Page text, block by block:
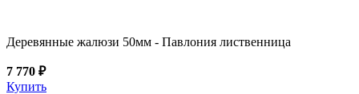
Деревянные жалюзи 50мм - Павлония лиственница
7 770 ₽
Купить